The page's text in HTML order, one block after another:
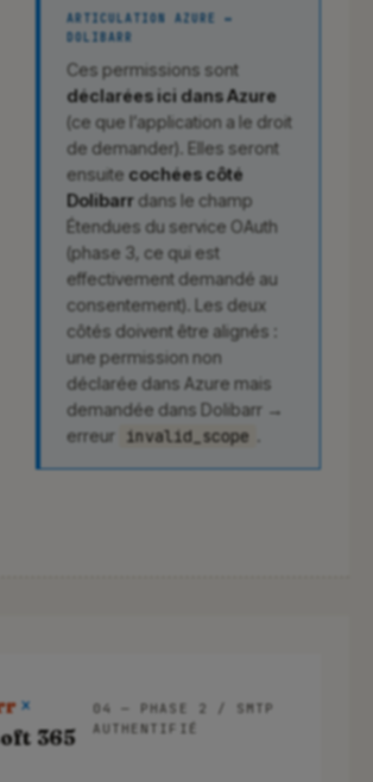
ARTICULATION AZURE ↔
DOLIBARR
Ces permissions sont
déclarées ici dans Azure
(ce que l’application a le droit
de demander). Elles seront
ensuite cochées côté
Dolibarrdans le champ
Étendues du service OAuth
(phase 3, ce qui est
effectivement demandé au
consentement). Les deux
côtés doivent être alignés :
une permission non
déclarée dans Azure mais
demandée dans Dolibarr →
erreur
invalid_scope
×
365
04 — PHASE 2 / SMTP
AUTHENTIFIÉ